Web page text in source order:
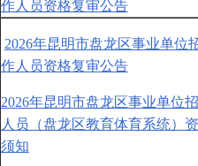
作人员资格复审公告
2026年昆明市盘龙区事业单位
作人员资格复审公告
2026年昆明市盘龙区事业单位
人员（盘龙区教育体育系统）
须知